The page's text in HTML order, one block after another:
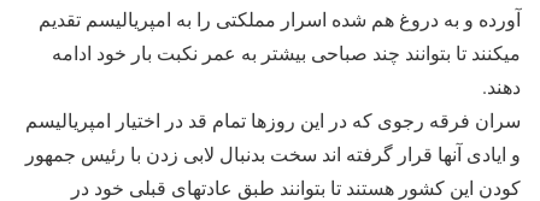
آورده و به دروغ هم شده اسرار مملکتی را به امپریالیسم تقدیم
میکنند تا بتوانند چند صباحی بیشتر به عمر نکبت بار خود ادامه
دهند.
سران فرقه رجوی که در این روزها تمام قد در اختیار امپریالیسم
و ایادی آنها قرار گرفته اند سخت بدنبال لابی زدن با رئیس جمهور
کودن این کشور هستند تا بتوانند طبق عادتهای قبلی خود در